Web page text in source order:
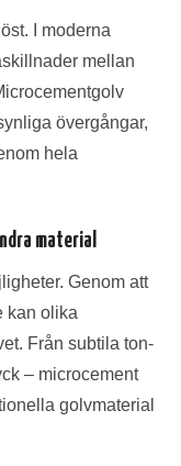
I moderna
mellan
övergångar,
hela
material
Genom att
kan olika
Från subtila ton-
– microcement
golvmaterial